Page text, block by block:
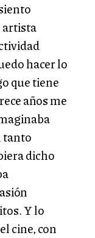
artista
hacer lo
que tiene
años me
tanto
dicho
Y lo
cine, con